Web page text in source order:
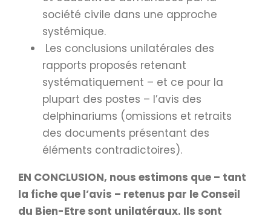
société civile dans une approche
systémique.
Les conclusions unilatérales des
rapports proposés retenant
systématiquement – et ce pour la
plupart des postes – l’avis des
delphinariums (omissions et retraits
des documents présentant des
éléments contradictoires).
EN CONCLUSION, nous estimons que – tant
la fiche que l’avis – retenus par le Conseil
du Bien-Etre sont unilatéraux. Ils sont